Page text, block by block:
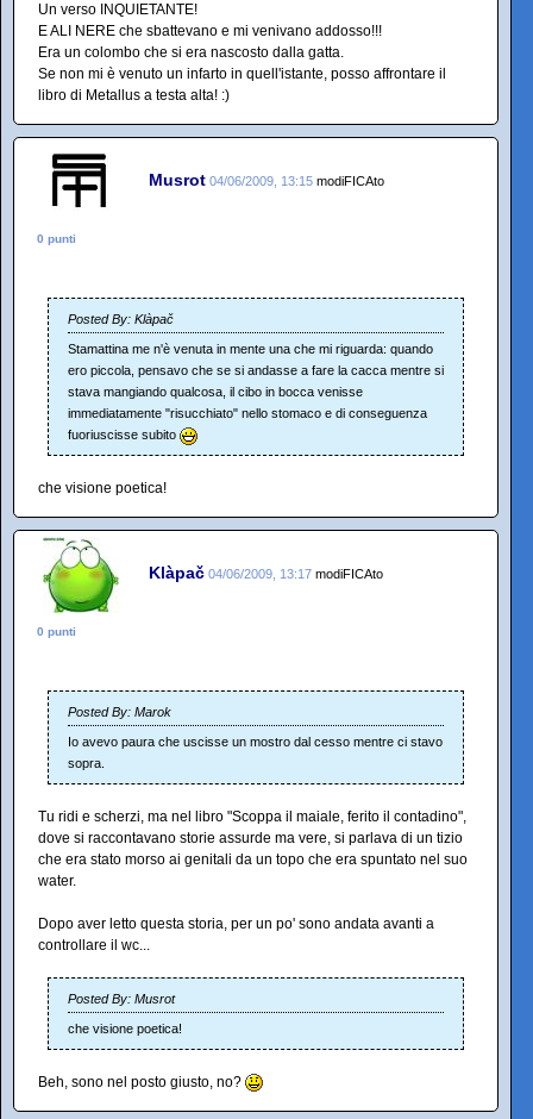
Un verso INQUIETANTE!
E ALI NERE che sbattevano e mi venivano addosso!!!
Era un colombo che si era nascosto dalla gatta.
Se non mi è venuto un infarto in quell'istante, posso affrontare il
libro di Metallus a testa alta! :)
Musrot 04/06/2009, 13:15 modiFICAto
0 punti
Posted By: Klàpač
Stamattina me n'è venuta in mente una che mi riguarda: quando
ero piccola, pensavo che se si andasse a fare la cacca mentre si
stava mangiando qualcosa, il cibo in bocca venisse
immediatamente "risucchiato" nello stomaco e di conseguenza
fuoriuscisse subito
che visione poetica!
Klàpač 04/06/2009, 13:17 modiFICAto
0 punti
Posted By: Marok
Io avevo paura che uscisse un mostro dal cesso mentre ci stavo
sopra.
Tu ridi e scherzi, ma nel libro "Scoppa il maiale, ferito il contadino",
dove si raccontavano storie assurde ma vere, si parlava di un tizio
che era stato morso ai genitali da un topo che era spuntato nel suo
water.
Dopo aver letto questa storia, per un po' sono andata avanti a
controllare il wc...
Posted By: Musrot
che visione poetica!
Beh, sono nel posto giusto, no?